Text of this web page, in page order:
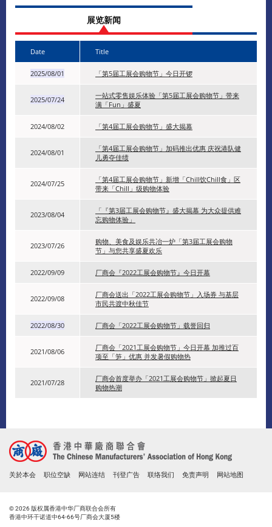
展览新闻
Date Title
2025/08/01 「第5届工展会购物节」今日开锣
2025/07/24
一站式零售娱乐体验「第5届工展会购物节」带来
满「Fun」盛夏
2024/08/02 「第4届工展会购物节」盛大揭幕
2024/08/01
「第4届工展会购物节」加码推出优惠 庆祝港队健
儿勇夺佳绩
2024/07/25
「第4届工展会购物节」新增「Chill饮Chill食」区
带来「Chill」级购物体验
2023/08/04
「『第3届工展会购物节』盛大揭幕 为大众提供难
忘购物体验」
2023/07/26
购物、美食及娱乐共冶一炉「第3届工展会购物
节」与您共享盛夏欢乐
2022/09/09 厂商会『2022工展会购物节』今日开幕
2022/09/08
厂商会送出「2022工展会购物节」入场券 与基层
市民共渡中秋佳节
2022/08/30 厂商会「2022工展会购物节」载誉回归
2021/08/06
厂商会「2021工展会购物节」今日开幕 加推过百
项至「笋」优惠 并发暑假购物热
2021/07/28
厂商会首度举办「2021工展会购物节」掀起夏日
购物热潮
关於本会 职位空缺 网站连结 刊登广告 联络我们 免责声明 网站地图
© 2026 版权属香港中华厂商联合会所有
香港中环干诺道中64-66号厂商会大厦5楼